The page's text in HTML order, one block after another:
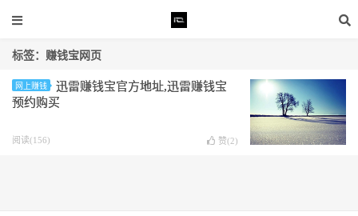
标签：赚钱宝网页
网上赚钱
迅雷赚钱宝官方地址,迅雷赚钱宝
预约购买
阅读(156) 赞(2)